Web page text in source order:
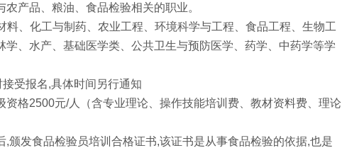
产品、粮油、食品检验相关的职业。
、化工与制药、农业工程、环境科学与工程、食品工程、生物工
、水产、基础医学类、公共卫生与预防医学、药学、中药学等学
受报名,具体时间另行通知
格2500元/人（含专业理论、操作技能培训费、教材资料费、理论
颁发食品检验员培训合格证书,该证书是从事食品检验的依据,也是